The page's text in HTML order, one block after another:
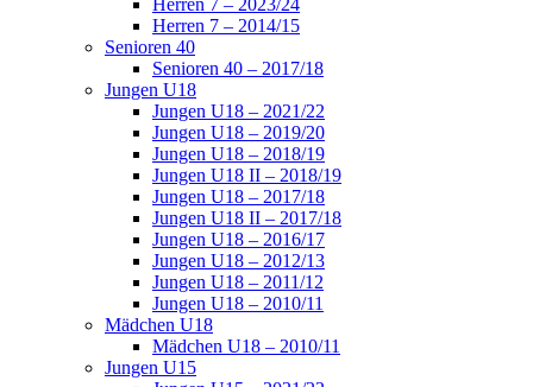
Herren 7 – 2023/24
Herren 7 – 2014/15
Senioren 40
Senioren 40 – 2017/18
Jungen U18
Jungen U18 – 2021/22
Jungen U18 – 2019/20
Jungen U18 – 2018/19
Jungen U18 II – 2018/19
Jungen U18 – 2017/18
Jungen U18 II – 2017/18
Jungen U18 – 2016/17
Jungen U18 – 2012/13
Jungen U18 – 2011/12
Jungen U18 – 2010/11
Mädchen U18
Mädchen U18 – 2010/11
Jungen U15